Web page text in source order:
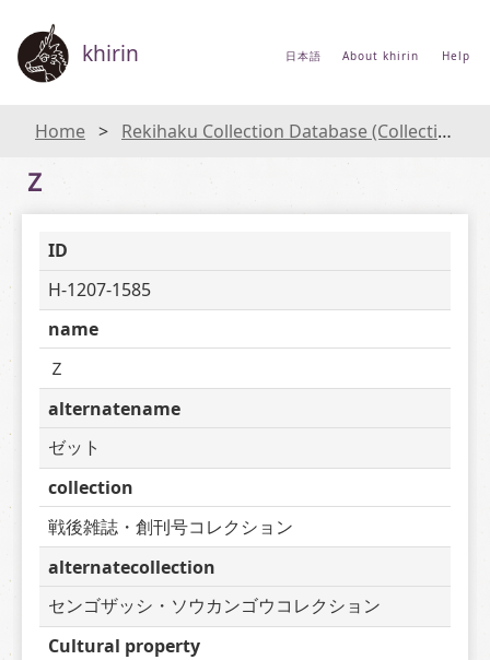
khirin 日本語 About khirin Help
Home Rekihaku Collection Database (Collections Database of the National Museum of Japanese History)
Ｚ
ID
H-1207-1585
name
Ｚ
alternatename
ゼット
collection
戦後雑誌・創刊号コレクション
alternatecollection
センゴザッシ・ソウカンゴウコレクション
Cultural property